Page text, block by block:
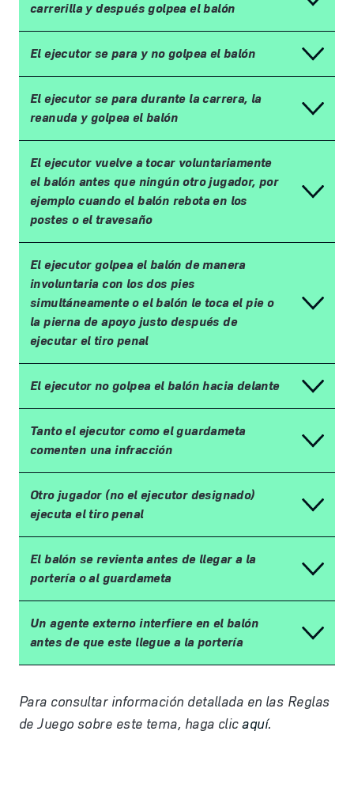
carrerilla y después golpea el balón
El ejecutor se para y no golpea el balón
El ejecutor se para durante la carrera, la
reanuda y golpea el balón
El ejecutor vuelve a tocar voluntariamente
el balón antes que ningún otro jugador, por
ejemplo cuando el balón rebota en los
postes o el travesaño
El ejecutor golpea el balón de manera
involuntaria con los dos pies
simultáneamente o el balón le toca el pie o
la pierna de apoyo justo después de
ejecutar el tiro penal
El ejecutor no golpea el balón hacia delante
Tanto el ejecutor como el guardameta
comenten una infracción
Otro jugador (no el ejecutor designado)
ejecuta el tiro penal
El balón se revienta antes de llegar a la
portería o al guardameta
Un agente externo interfiere en el balón
antes de que este llegue a la portería
Para consultar información detallada en las Reglas
de Juego sobre este tema, haga clicaquí.